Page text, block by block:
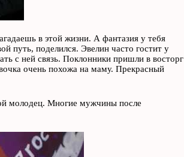
в этой жизни. А фантазия у тебя
путь, поделился. Эвелин часто гостит у
с ней связь. Поклонники пришли в восторг
очень похожа на маму. Прекрасный
молодец. Многие мужчины после